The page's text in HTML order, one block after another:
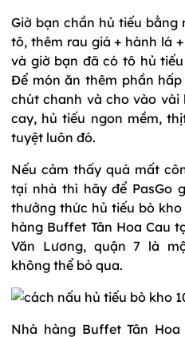
Giờ bạn chần hủ tiếu bằng
tô, thêm rau giá + hành lá
và giờ bạn đã có tô hủ
Để món ăn thêm phần
chút chanh và cho vào vài
cay, hủ tiếu ngon mềm,
tuyệt luôn đó.
Nếu cảm thấy quá mất
tại nhà thì hãy để PasGo
thưởng thức hủ tiếu bò kho
hàng Buffet Tân Hoa Cau
Văn Lương, quận 7 là
không thể bỏ qua.
Nhà hàng Buffet Tân